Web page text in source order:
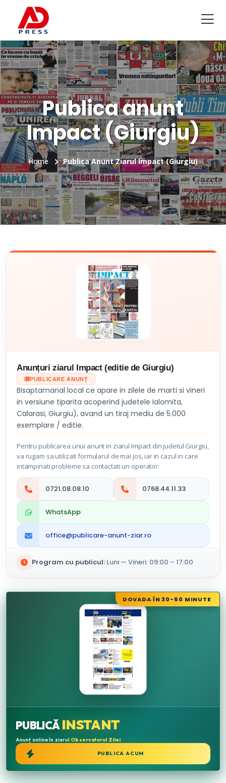
Publica anunt
Impact (Giurgiu)
Home Publica Anunt Ziarul Impact (Giurgiu)
Anunțuri ziarul Impact (editie de Giurgiu)
PUBLICARE ANUNȚ
Bisaptamanal local ce apare in zilele de marti si vineri
in versiune tiparita acoperind judetele Ialomita,
Calarasi, Giurgiu), avand un tiraj mediu de 5.000
exemplare / editie.
Pentru publicarea unui anunt in ziarul Impact din judetul Giurgiu,
va rugam sa utilizati formularul de mai jos, iar in cazul in care
intampinati probleme sa contactati un operator:
0721.08.08.10 0768.44.11.33
WhatsApp
office@publicare-anunt-ziar.ro
Program cu publicul: Luni — Vineri: 09:00 – 17:00
DOVADA ÎN 30-60 MINUTE
PUBLICĂINSTANT
Anunț online în ziarul Observatorul Zilei
PUBLICA ACUM